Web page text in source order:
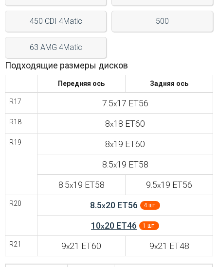
9:00
до
450 CDI 4Matic 500
63 AMG 4Matic
Подходящие размеры дисков
Передняя ось Задняя ось
R17 7.5x17 ET56
R18 8x18 ET60
R19 8x19 ET60
8.5x19 ET58
8.5x19 ET58 9.5x19 ET56
R20 8.5x20 ET56 4 шт.
10x20 ET46 1 шт.
R21 9x21 ET60 9x21 ET48